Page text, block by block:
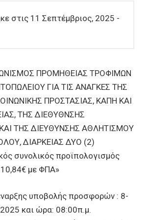
συνολικού προϋπολογισμού
στις 11 Σεπτέμβριος, 2025 -
ΠΡΟΜΗΘΕΙΑΣ ΤΡΟΦΙΜΩΝ
ΓΙΑ ΤΙΣ ΑΝΑΓΚΕΣ ΤΗΣ
ΠΡΟΣΤΑΣΙΑΣ, ΚΑΠΗ ΚΑΙ
ΤΗΣ ΔΙΕΘΥΘΝΣΗΣ
ΤΗΣ ΔΙΕΥΘΥΝΣΗΣ ΑΘΛΗΤΙΣΜΟΥ
ΔΙΑΡΚΕΙΑΣ ΔΥΟ (2)
συνολικός προϊπολογισμός
με ΦΠΑ»
υποβολής προσφορών : 8-
και ώρα: 08:00π.μ.